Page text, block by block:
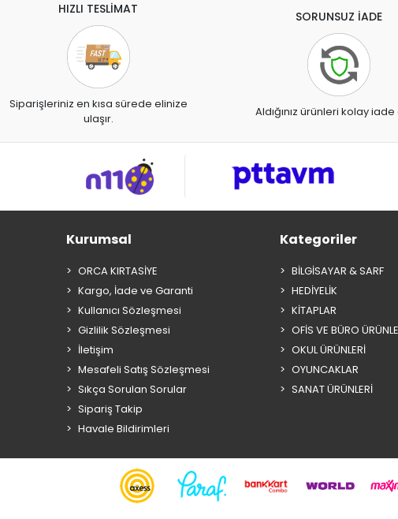
HIZLI TESLİMAT
Siparişleriniz en kısa sürede elinize
ulaşır.
SORUNSUZ İADE
Aldığınız ürünleri kolay
Kurumsal
ORCA KIRTASİYE
Kargo, İade ve Garanti
Kullanıcı Sözleşmesi
Gizlilik Sözleşmesi
İletişim
Mesafeli Satış Sözleşmesi
Sıkça Sorulan Sorular
Sipariş Takip
Havale Bildirimleri
Kategoriler
BİLGİSAYAR & SARF
HEDİYELİK
KİTAPLAR
OFİS VE BÜRO
OKUL ÜRÜNLERİ
OYUNCAKLAR
SANAT ÜRÜNLERİ